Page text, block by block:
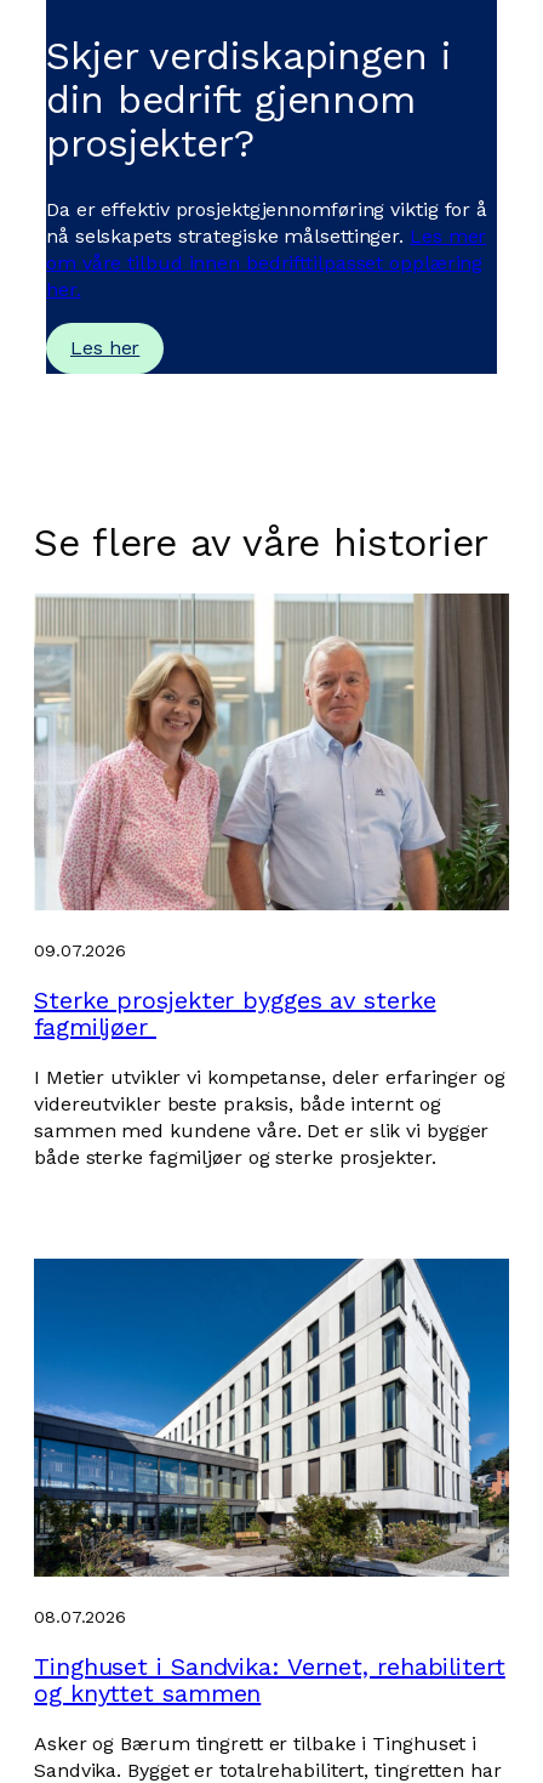
Skjer verdiskapingen i
din bedrift gjennom
prosjekter?
Da er effektiv prosjektgjennomføring viktig for å
nå selskapets strategiske målsettinger. Les mer
om våre tilbud innen bedrifttilpasset opplæring
her.
Les her
Se flere av våre historier
09.07.2026
Sterke prosjekter bygges av sterke
fagmiljøer
I Metier utvikler vi kompetanse, deler erfaringer og
videreutvikler beste praksis, både internt og
sammen med kundene våre. Det er slik vi bygger
både sterke fagmiljøer og sterke prosjekter.
08.07.2026
Tinghuset i Sandvika: Vernet, rehabilitert
og knyttet sammen
Asker og Bærum tingrett er tilbake i Tinghuset i
Sandvika. Bygget er totalrehabilitert, tingretten har